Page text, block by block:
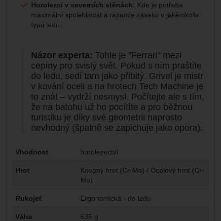
Horolezci v severních stěnách: Kde je potřeba
maximální spolehlivost a razance záseku v jakémkoliv
typu ledu.
Názor experta: Tohle je "Ferrari" mezi
cepíny pro svislý svět. Pokud s ním praštíte
do ledu, sedí tam jako přibitý. Grivel je mistr
v kování oceli a na hrotech Tech Machine je
to znát – vydrží nesmysl. Počítejte ale s tím,
že na batohu už ho pocítíte a pro běžnou
turistiku je díky své geometrii naprosto
nevhodný (špatně se zapichuje jako opora).
Parametry
Vhodnost horolezectví
Hrot
Kovaný hrot (Cr-Mo) / Ocelový hrot (Cr-
Mo)
Rukojeť Ergonomická - do ledu
Váha 635 g